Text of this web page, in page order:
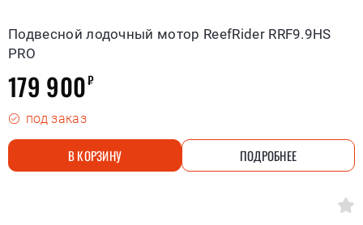
Подвесной лодочный мотор ReefRider RRF9.9HS
PRO
179 900₽
под заказ
В КОРЗИНУ ПОДРОБНЕЕ